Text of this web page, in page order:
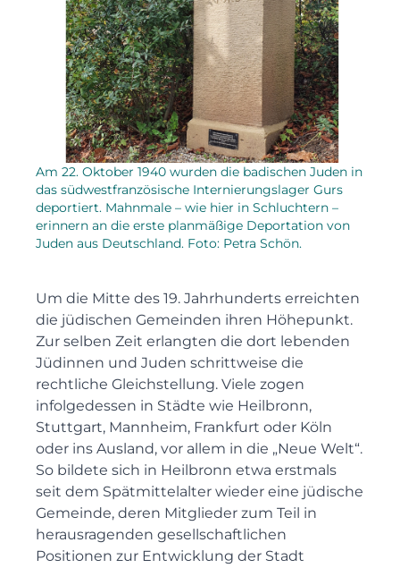
Um die Mitte des 19. Jahrhunderts erreichten
die jüdischen Gemeinden ihren Höhepunkt.
Zur selben Zeit erlangten die dort lebenden
Jüdinnen und Juden schrittweise die
rechtliche Gleichstellung. Viele zogen
infolgedessen in Städte wie Heilbronn,
Stuttgart, Mannheim, Frankfurt oder Köln
oder ins Ausland, vor allem in die „Neue Welt“.
So bildete sich in Heilbronn etwa erstmals
seit dem Spätmittelalter wieder eine jüdische
Gemeinde, deren Mitglieder zum Teil in
herausragenden gesellschaftlichen
Positionen zur Entwicklung der Stadt
Am 22. Oktober 1940 wurden die badischen Juden in
das südwestfranzösische Internierungslager Gurs
deportiert. Mahnmale – wie hier in Schluchtern –
erinnern an die erste planmäßige Deportation von
Juden aus Deutschland. Foto: Petra Schön.